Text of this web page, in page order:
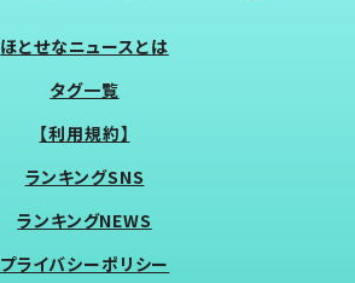
ほとせなニュースとは
タグ一覧
【利用規約】
ランキングSNS
ランキングNEWS
プライバシーポリシー